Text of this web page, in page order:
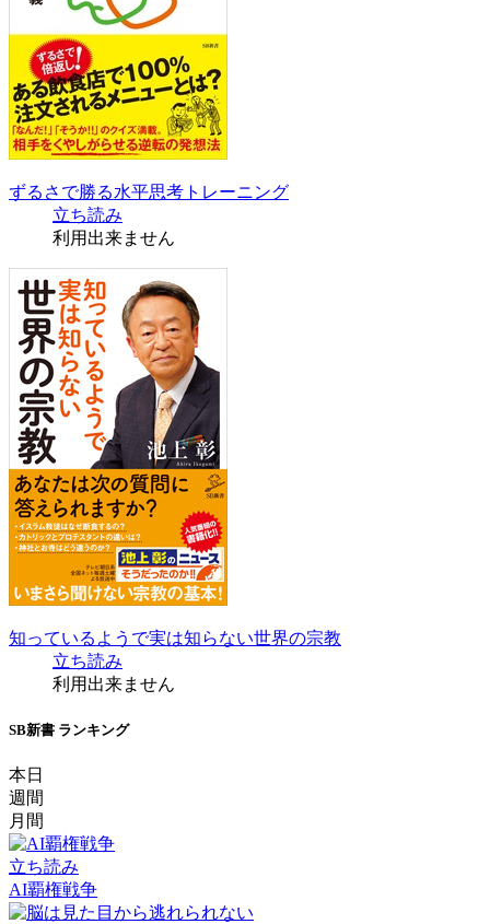
ずるさで勝る水平思考トレーニング
立ち読み
利用出来ません
知っているようで実は知らない世界の宗教
立ち読み
利用出来ません
SB新書 ランキング
本日
週間
月間
立ち読み
AI覇権戦争